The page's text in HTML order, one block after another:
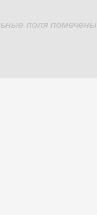
поля помечены